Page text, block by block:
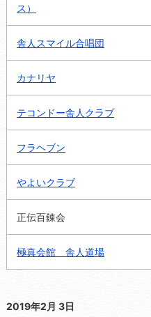
ス）
舎人スマイル合唱団
カナリヤ
テコンドー舎人クラブ
フラヘブン
やよいクラブ
正伝百錬会
極真会館 舎人道場
2019年2月 3日